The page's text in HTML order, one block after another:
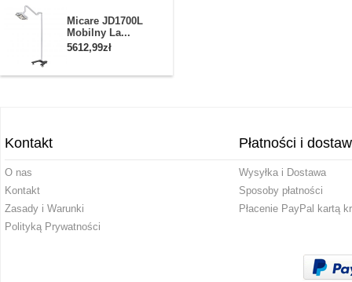
Micare JD1700L
Mobilny La...
5612,99zł
Kontakt
O nas
Kontakt
Zasady i Warunki
Polityką Prywatności
Płatności i
Wysyłka i Dostawa
Sposoby płatności
Płacenie PayPal kartą